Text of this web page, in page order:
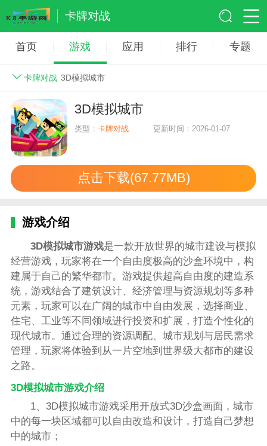
卡牌对战
首页 游戏 应用 排行 专题
卡牌对战 3D模拟城市
3D模拟城市
类型：卡牌对战 更新时间：2026-01-07
点击下载(67.77MB)
游戏介绍
3D模拟城市游戏是一款开放世界的城市建设与模拟
经营游戏，玩家将在一个自由度极高的沙盒环境中，构
建属于自己的繁华都市。游戏提供超高自由度的建造系
统，游戏结合了建筑设计、经济管理与资源规划等多种
元素，玩家可以在广阔的城市中自由发展，选择商业、
住宅、工业等不同领域进行投资和扩展，打造个性化的
现代城市。通过合理的资源调配、城市规划与居民需求
管理，玩家将体验到从一片空地到世界级大都市的建设
之路。
3D模拟城市游戏介绍
1、3D模拟城市游戏采用开放式3D沙盒画面，城市
中的每一块区域都可以自由改造和设计，打造自己梦想
中的城市；